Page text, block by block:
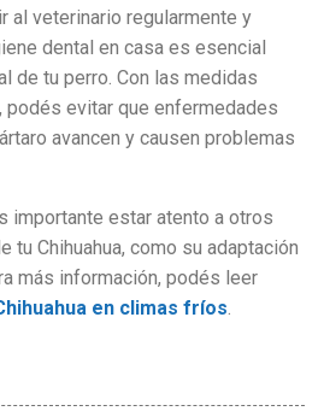
al veterinario regularmente y
dental en casa es esencial
de tu perro. Con las medidas
podés evitar que enfermedades
avancen y causen problemas
importante estar atento a otros
tu Chihuahua, como su adaptación
más información, podés leer
en climas fríos.